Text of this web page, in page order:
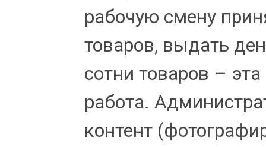
рабочую смену
товаров, выдать
сотни товаров –
работа.
контент